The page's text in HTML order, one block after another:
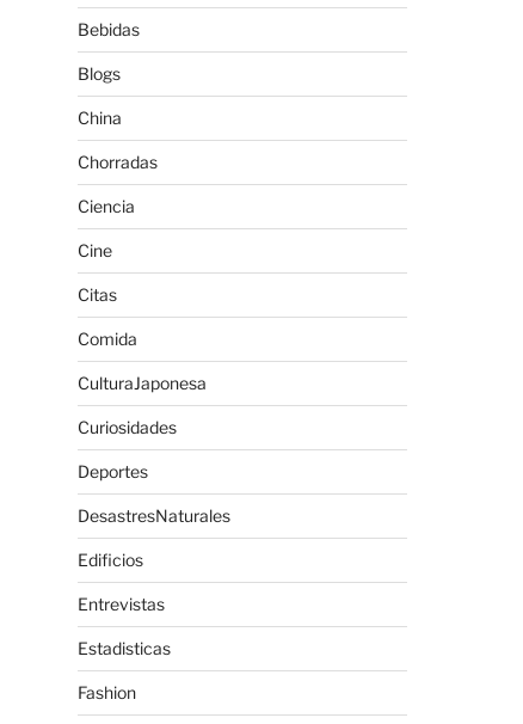
Bebidas
Blogs
China
Chorradas
Ciencia
Cine
Citas
Comida
CulturaJaponesa
Curiosidades
Deportes
DesastresNaturales
Edificios
Entrevistas
Estadisticas
Fashion